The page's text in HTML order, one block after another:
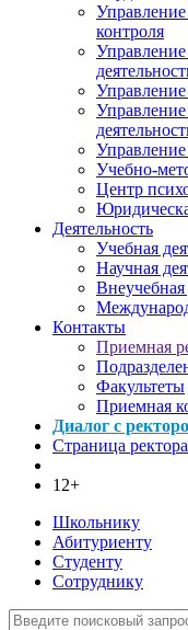
Управление
контроля
Управление
Учебно-
Центр
Деятельность
Учебная
Научная
Внеучебная
Контакты
Приемная
Факультеты
Приемная
Диалог с
Страница ректора
12+
Школьнику
Абитуриенту
Студенту
Сотруднику